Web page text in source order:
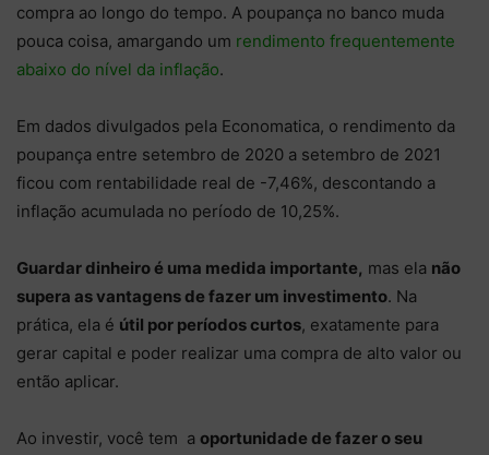
compra ao longo do tempo. A poupança no banco muda
pouca coisa, amargando um rendimento frequentemente
abaixo do nível da inflação.
Em dados divulgados pela Economatica, o rendimento da
poupança entre setembro de 2020 a setembro de 2021
ficou com rentabilidade real de -7,46%, descontando a
inflação acumulada no período de 10,25%.
Guardar dinheiro é uma medida importante, mas ela não
supera as vantagens de fazer um investimento. Na
prática, ela é útil por períodos curtos, exatamente para
gerar capital e poder realizar uma compra de alto valor ou
então aplicar.
Ao investir, você tem a oportunidade de fazer o seu